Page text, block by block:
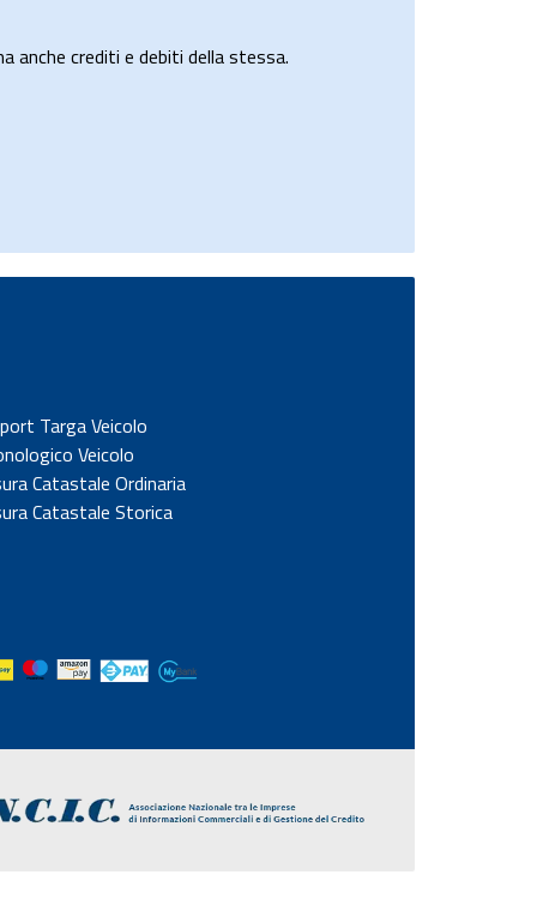
anche crediti e debiti della stessa.
Targa Veicolo
Veicolo
Catastale Ordinaria
Catastale Storica